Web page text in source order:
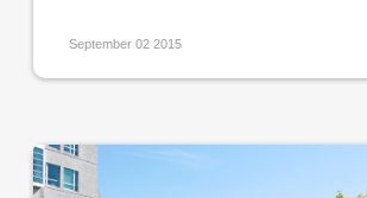
September 02 2015